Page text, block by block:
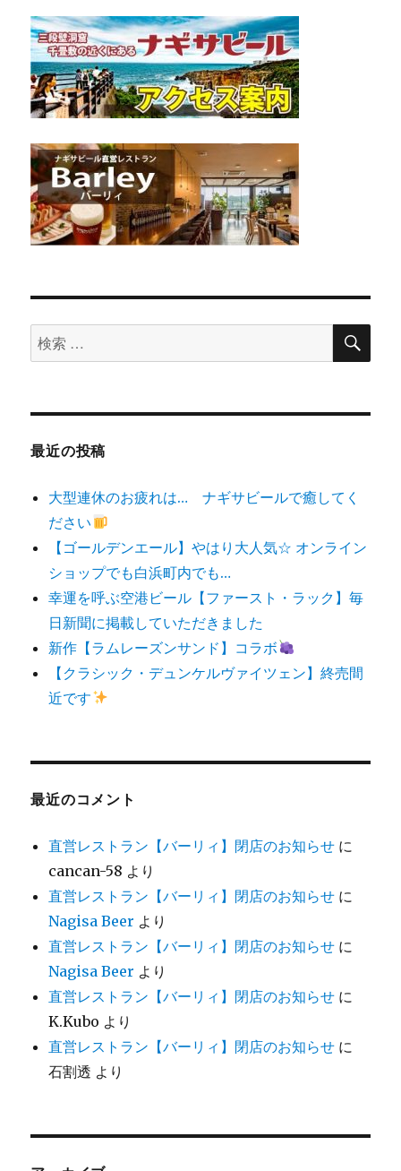
検
索
象:
検
最近の投稿
大型連休のお疲れは… ナギサビールで癒してく
ださい
【ゴールデンエール】やはり大人気☆ オンライン
ショップでも白浜町内でも…
幸運を呼ぶ空港ビール【ファースト・ラック】毎
日新聞に掲載していただきました
新作【ラムレーズンサンド】コラボ
【クラシック・デュンケルヴァイツェン】終売間
近です
最近のコメント
直営レストラン【バーリィ】閉店のお知らせ に
cancan-58 より
直営レストラン【バーリィ】閉店のお知らせ に
Nagisa Beer より
直営レストラン【バーリィ】閉店のお知らせ に
Nagisa Beer より
直営レストラン【バーリィ】閉店のお知らせ に
K.Kubo より
直営レストラン【バーリィ】閉店のお知らせ に
石割透 より